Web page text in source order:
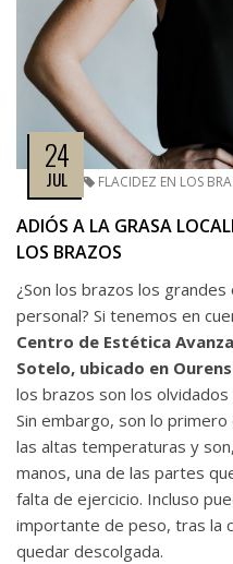
24
JUL FLACIDEZ EN LOS
ADIÓS A LA GRASA
LOS BRAZOS
¿Son los brazos los
personal? Si tenemos en
Centro de Estética
Sotelo, ubicado en
los brazos son los
Sin embargo, son lo
las altas temperaturas y
manos, una de las partes
falta de ejercicio. Incluso
importante de peso, tras la
quedar descolgada.